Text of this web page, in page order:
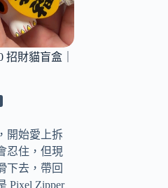
招財貓盲盒｜
開始愛上拆
忍住，但現
下去，帶回
Pixel Zipper